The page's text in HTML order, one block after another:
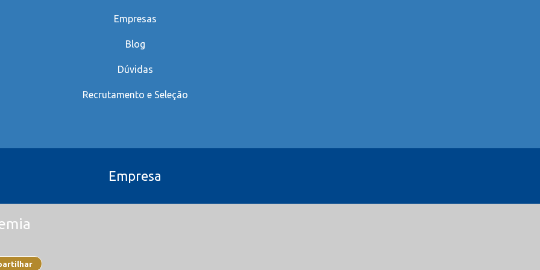
Empresas
Blog
Dúvidas
Recrutamento e Seleção
Empresa